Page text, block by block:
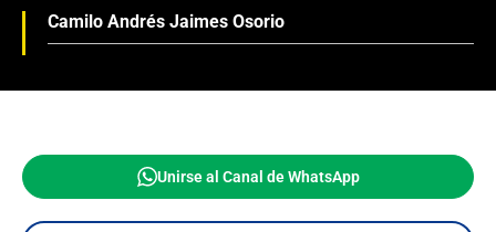
Camilo Andrés Jaimes Osorio
Unirse al Canal de WhatsApp